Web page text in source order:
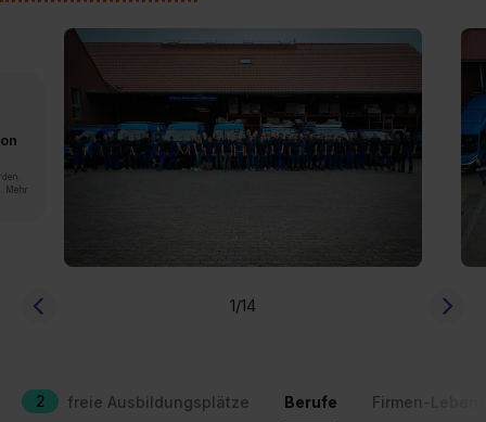
Mehr
1/14
2 freie Ausbildungsplätze Berufe Firmen-